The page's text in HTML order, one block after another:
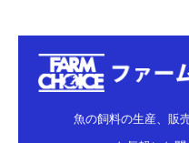
魚の飼料の生産、販